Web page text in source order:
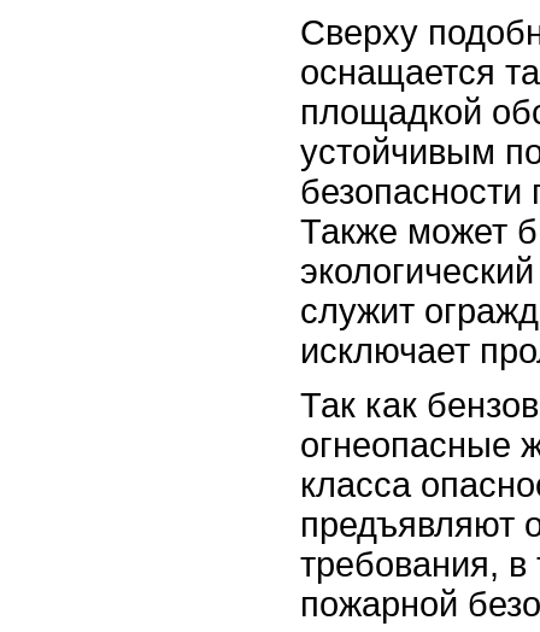
Сверху
оснащается
площадкой
устойчивым
Также может
служит
исключает
Так как
огнеопасные
класса
предъявляют
требования,
пожарной